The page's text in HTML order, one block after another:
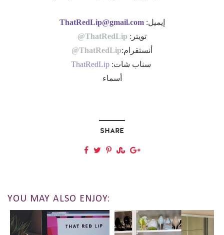
إيميل:ThatRedLip@gmail.com
تويتر: ThatRedLip@
أنستقرام:ThatRedLip@
سناب شات: ThatRedLip
أسماء
SHARE
YOU MAY ALSO ENJOY: